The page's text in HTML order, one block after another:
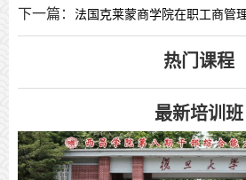
下一篇： 法国克莱蒙商学院在职工商管
热门课程
最新培训班